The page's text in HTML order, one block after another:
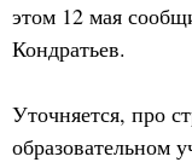
этом 12 мая
Кондратьев.
Уточняется, про
образовательном